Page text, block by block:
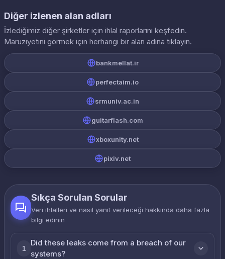
Diğer izlenen alan adları
İzlediğimiz diğer şirketler için ihlal raporlarını keşfedin.
Maruziyetini görmek için herhangi bir alan adına tıklayın.
bankmellat.ir
perfectaim.io
srmuniv.ac.in
guitarflash.com
xboxunity.net
pixiv.net
Sıkça Sorulan Sorular
Veri ihlalleri ve nasıl yanıt verileceği hakkında daha fazla
bilgi edinin
1
Did these leaks come from a breach of our
systems?